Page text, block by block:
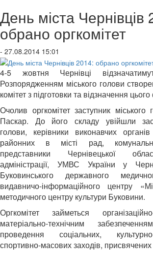
День міста Чернівців
обрано оргкомітет
- 27.08.2014 15:01
4-5 жовтня Чернівці
Розпорядженням міського голови
комітет з підготовки та відзначення
Очолив оргкомітет заступник
Паскар. До його складу увійшли
голови, керівники виконавчих
районних в місті рад,
представники Чернівецької
адміністрації, УМВС України у
Буковинського державного
видавничо-інформаційного центру
методичного центру культури Буковини.
Оргкомітет займеться
матеріально-технічним
проведення соціальних,
спортивно-масових заходів,